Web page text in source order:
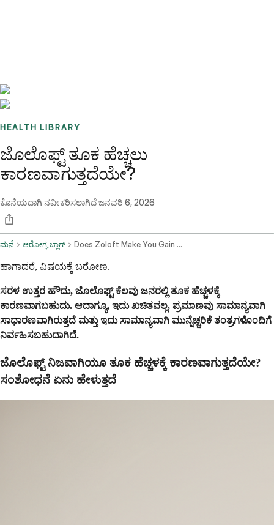
HEALTH LIBRARY
ಜೊಲೊಫ್ಟ್ ತೂಕ ಹೆಚ್ಚಲು
ಕಾರಣವಾಗುತ್ತದೆಯೇ?
ಕೊನೆಯದಾಗಿ ನವೀಕರಿಸಲಾಗಿದೆಜನವರಿ 6, 2026
ಮನೆ ಆರೋಗ್ಯ ಬ್ಲಾಗ್ Does Zoloft Make You Gain Weight
ಹಾಗಾದರೆ, ವಿಷಯಕ್ಕೆ ಬರೋಣ.
ಸರಳ ಉತ್ತರ ಹೌದು, ಜೊಲೊಫ್ಟ್ ಕೆಲವು ಜನರಲ್ಲಿ ತೂಕ ಹೆಚ್ಚಳಕ್ಕೆ
ಕಾರಣವಾಗಬಹುದು. ಆದಾಗ್ಯೂ, ಇದು ಖಚಿತವಲ್ಲ, ಪ್ರಮಾಣವು ಸಾಮಾನ್ಯವಾಗಿ
ಸಾಧಾರಣವಾಗಿರುತ್ತದೆ ಮತ್ತು ಇದು ಸಾಮಾನ್ಯವಾಗಿ ಮುನ್ನೆಚ್ಚರಿಕೆ ತಂತ್ರಗಳೊಂದಿಗೆ
ನಿರ್ವಹಿಸಬಹುದಾಗಿದೆ.
ಜೊಲೊಫ್ಟ್ ನಿಜವಾಗಿಯೂ ತೂಕ ಹೆಚ್ಚಳಕ್ಕೆ ಕಾರಣವಾಗುತ್ತದೆಯೇ?
ಸಂಶೋಧನೆ ಏನು ಹೇಳುತ್ತದೆ